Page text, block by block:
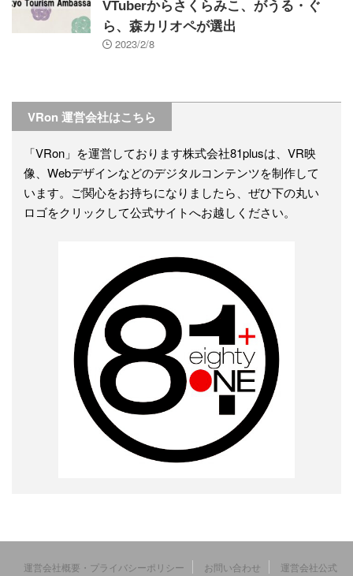
VTuberからさくらみこ、がうる・ぐ
ら、森カリオペが選出
2023/2/8
VRon 運営会社はこちら
「VRon」を運営しております株式会社81plusは、VR映
像、Webデザインなどのデジタルコンテンツを制作して
います。ご関心をお持ちになりましたら、ぜひ下の丸い
ロゴをクリックして公式サイトへお越しください。
運営会社概要・プライバシーポリシー お問い合わせ 運営会社公式